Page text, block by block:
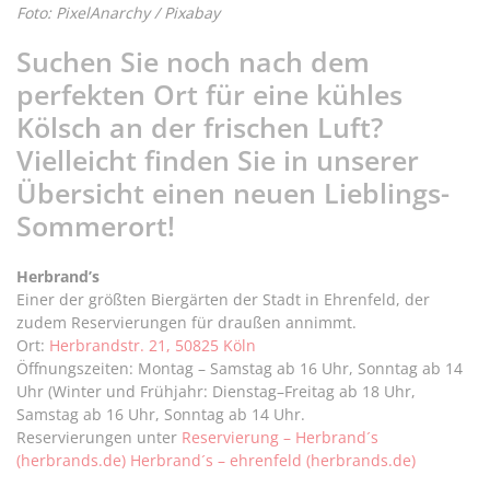
Foto: PixelAnarchy / Pixabay
Suchen Sie noch nach dem
perfekten Ort für eine kühles
Kölsch an der frischen Luft?
Vielleicht finden Sie in unserer
Übersicht einen neuen Lieblings-
Sommerort!
Herbrand’s
Einer der größten Biergärten der Stadt in Ehrenfeld, der
zudem Reservierungen für draußen annimmt.
Ort: Herbrandstr. 21, 50825 Köln
Öffnungszeiten: Montag – Samstag ab 16 Uhr, Sonntag ab 14
Uhr (Winter und Frühjahr: Dienstag–Freitag ab 18 Uhr,
Samstag ab 16 Uhr, Sonntag ab 14 Uhr.
Reservierungen unter Reservierung – Herbrand´s
(herbrands.de) Herbrand´s – ehrenfeld (herbrands.de)